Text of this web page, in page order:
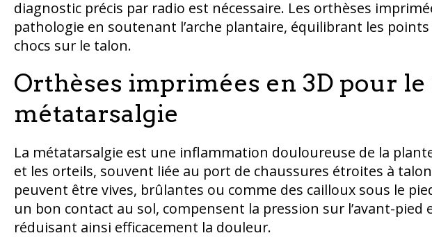
diagnostic précis par radio est nécessaire. Les orthèses
pathologie en soutenant l’arche plantaire, équilibrant les
chocs sur le talon.
Orthèses imprimées en 3D pour
métatarsalgie
La métatarsalgie est une inflammation douloureuse de la
et les orteils, souvent liée au port de chaussures étroites à
peuvent être vives, brûlantes ou comme des cailloux sous le
un bon contact au sol, compensent la pression sur l’avant-pied
réduisant ainsi efficacement la douleur.